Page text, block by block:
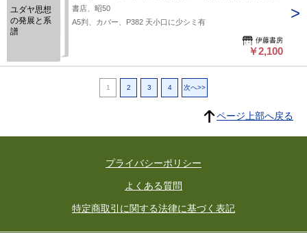
ユダヤ思想
の発展と系
譜
書店、昭50
A5判、カバー、P382 天小口に少シミ有
伊藤書房
￥2,100
1 2 3 4 次へ>>
ページ上部へ戻る
プライバシーポリシー
よくある質問
特定商取引に関する法律に基づく表記